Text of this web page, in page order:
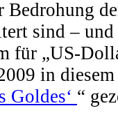
sind –
für „US-
in
Goldes‘ “